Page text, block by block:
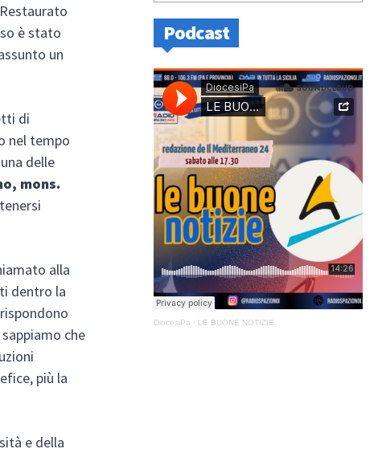
Restaurato
è stato
un
di
nel tempo
delle
mons.
alla
dentro la
che
più la
e della
Podcast
DiocesiPa · LE BUONE NOTIZIE